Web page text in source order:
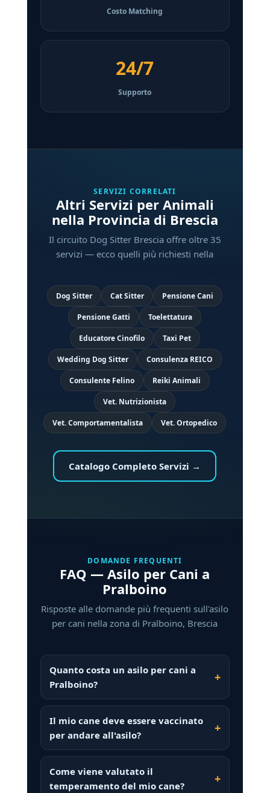
Costo Matching
24/7
Supporto
SERVIZI CORRELATI
Altri Servizi per Animali
nella Provincia di Brescia
Il circuito Dog Sitter Brescia offre oltre 35
servizi — ecco quelli più richiesti nella
Dog Sitter Cat Sitter Pensione Cani
Pensione Gatti Toelettatura
Educatore Cinofilo Taxi Pet
Wedding Dog Sitter Consulenza REICO
Consulente Felino Reiki Animali
Vet. Nutrizionista
Vet. Comportamentalista Vet. Ortopedico
Catalogo Completo Servizi →
DOMANDE FREQUENTI
FAQ — Asilo per Cani a
Pralboino
Risposte alle domande più frequenti sull'asilo
per cani nella zona di Pralboino, Brescia
Quanto costa un asilo per cani a
Pralboino?
Il mio cane deve essere vaccinato
per andare all'asilo?
Come viene valutato il
temperamento del mio cane?